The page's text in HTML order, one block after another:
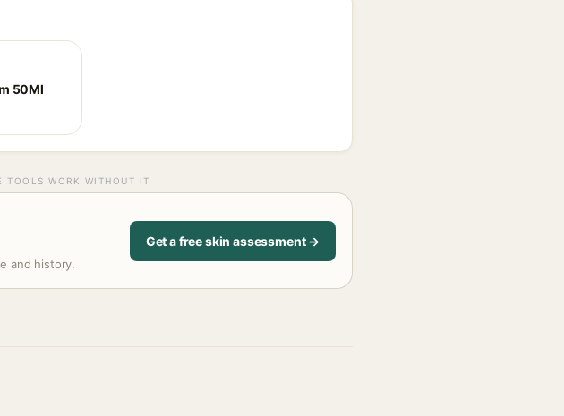
50Ml
TOOLS WORK WITHOUT IT
and history.
Get a free skin assessment →